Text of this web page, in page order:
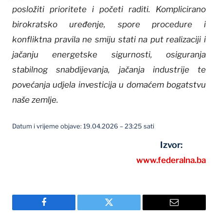
posložiti prioritete i početi raditi. Komplicirano
birokratsko uređenje, spore procedure i
konfliktna pravila ne smiju stati na put realizaciji i
jačanju energetske sigurnosti, osiguranja
stabilnog snabdijevanja, jačanja industrije te
povećanja udjela investicija u domaćem bogatstvu
naše zemlje.
Datum i vrijeme objave: 19.04.2026 – 23:25 sati
Izvor:
www.federalna.ba
Facebook Twitter Email